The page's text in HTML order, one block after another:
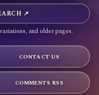
↗
and older pages.
CONTACT US
COMMENTS RSS